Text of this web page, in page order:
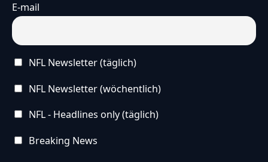
E-mail
NFL Newsletter (täglich)
NFL Newsletter (wöchentlich)
NFL - Headlines only (täglich)
Breaking News